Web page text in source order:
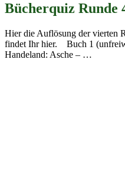
Bücherquiz Runde
Hier die Auflösung der vierten
findet Ihr hier. Buch 1
Handeland: Asche – …